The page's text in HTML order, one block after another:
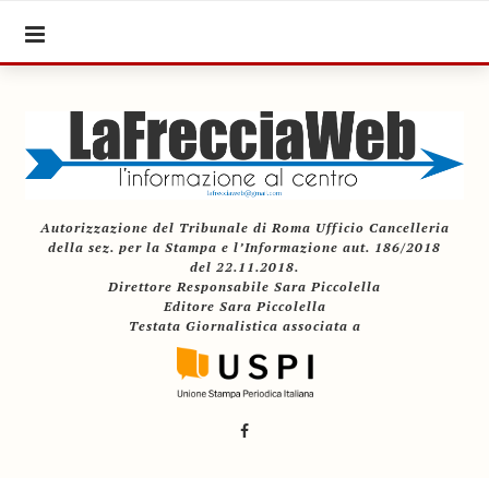
Autorizzazione del Tribunale di Roma Ufficio Cancelleria
della sez. per la Stampa e l’Informazione aut. 186/2018
del 22.11.2018.
Direttore Responsabile Sara Piccolella
Editore Sara Piccolella
Testata Giornalistica associata a